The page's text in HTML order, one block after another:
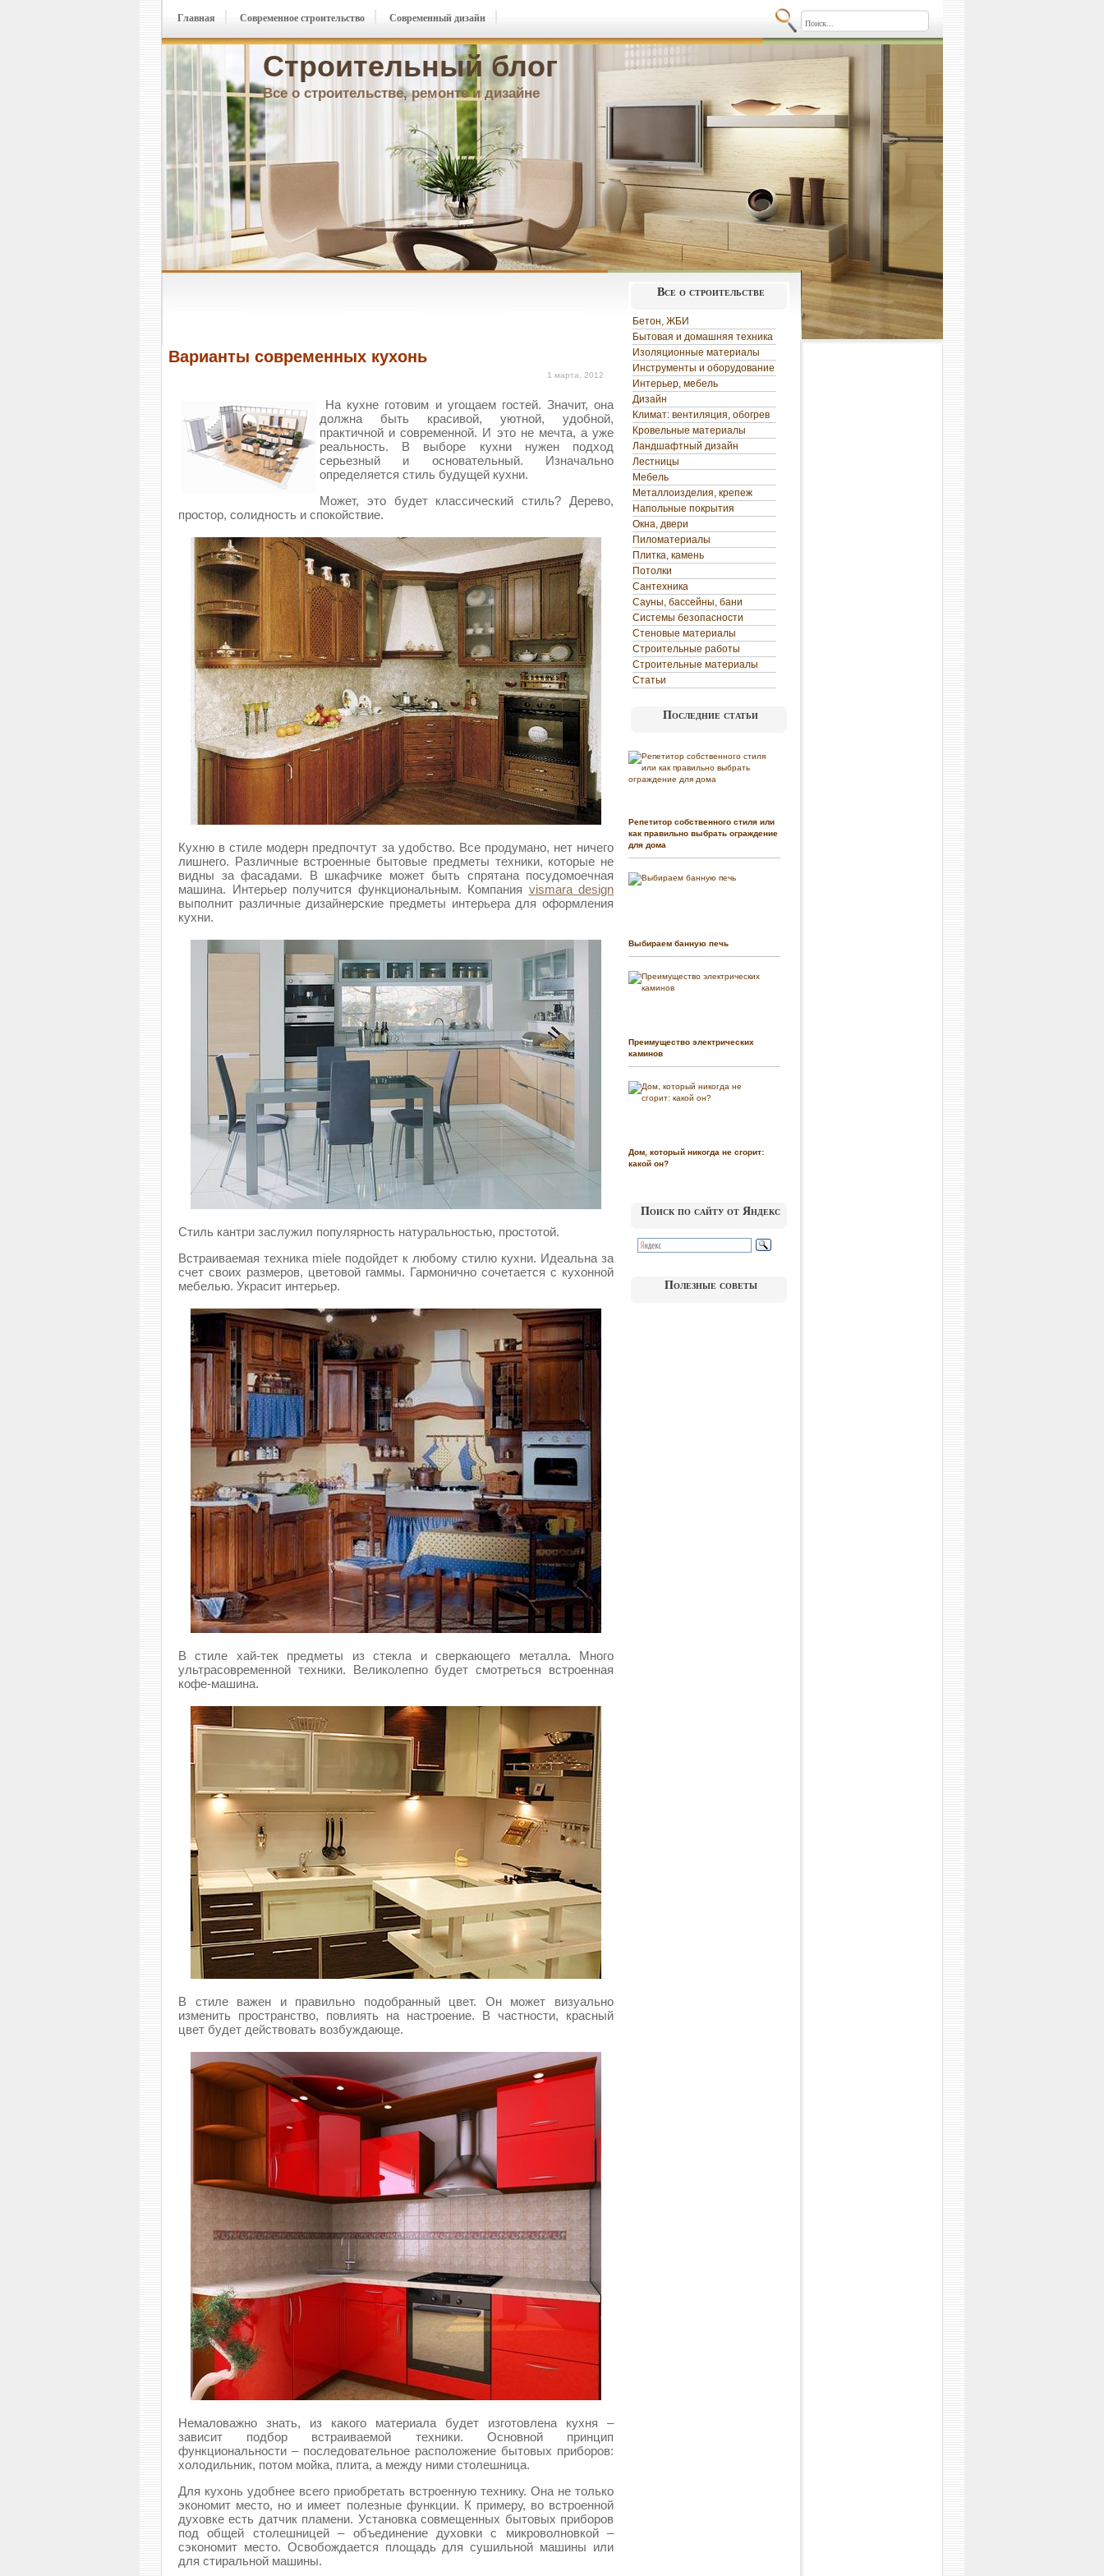
Строительный блог
Все о строительстве, ремонте и дизайне
Главная Современное строительство Современный дизайн
Варианты современных кухонь
1 марта, 2012
На кухне готовим и угощаем гостей. Значит, она
должна быть красивой, уютной, удобной,
практичной и современной. И это не мечта, а уже
реальность. В выборе кухни нужен подход
серьезный и основательный. Изначально
определяется стиль будущей кухни.
Может, это будет классический стиль? Дерево,
простор, солидность и спокойствие.
Кухню в стиле модерн предпочтут за удобство. Все продумано, нет ничего
лишнего. Различные встроенные бытовые предметы техники, которые не
видны за фасадами. В шкафчике может быть спрятана посудомоечная
машина. Интерьер получится функциональным. Компания vismara design
выполнит различные дизайнерские предметы интерьера для оформления
кухни.
Стиль кантри заслужил популярность натуральностью, простотой.
Встраиваемая техника miele подойдет к любому стилю кухни. Идеальна за
счет своих размеров, цветовой гаммы. Гармонично сочетается с кухонной
мебелью. Украсит интерьер.
В стиле хай-тек предметы из стекла и сверкающего металла. Много
ультрасовременной техники. Великолепно будет смотреться встроенная
кофе-машина.
В стиле важен и правильно подобранный цвет. Он может визуально
изменить пространство, повлиять на настроение. В частности, красный
цвет будет действовать возбуждающе.
Немаловажно знать, из какого материала будет изготовлена кухня –
зависит подбор встраиваемой техники. Основной принцип
функциональности – последовательное расположение бытовых приборов:
холодильник, потом мойка, плита, а между ними столешница.
Для кухонь удобнее всего приобретать встроенную технику. Она не только
экономит место, но и имеет полезные функции. К примеру, во встроенной
духовке есть датчик пламени. Установка совмещенных бытовых приборов
под общей столешницей – объединение духовки с микроволновкой –
сэкономит место. Освобождается площадь для сушильной машины или
для стиральной машины.
Все о строительстве
Бетон, ЖБИ
Бытовая и домашняя техника
Изоляционные материалы
Инструменты и оборудование
Интерьер, мебель
Дизайн
Климат: вентиляция, обогрев
Кровельные материалы
Ландшафтный дизайн
Лестницы
Мебель
Металлоизделия, крепеж
Напольные покрытия
Окна, двери
Пиломатериалы
Плитка, камень
Потолки
Сантехника
Сауны, бассейны, бани
Системы безопасности
Стеновые материалы
Строительные работы
Строительные материалы
Статьи
Последние статьи
Репетитор собственного стиля или
как правильно выбрать ограждение
для дома
Выбираем банную печь
Преимущество электрических
каминов
Дом, который никогда не сгорит:
какой он?
Поиск по сайту от Яндекс
Полезные советы